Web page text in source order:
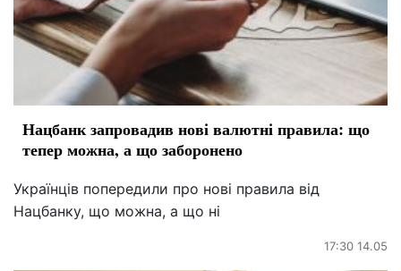
Нацбанк запровадив нові валютні правила: що
тепер можна, а що заборонено
Українців попередили про нові правила від
Нацбанку, що можна, а що ні
17:30 14.05